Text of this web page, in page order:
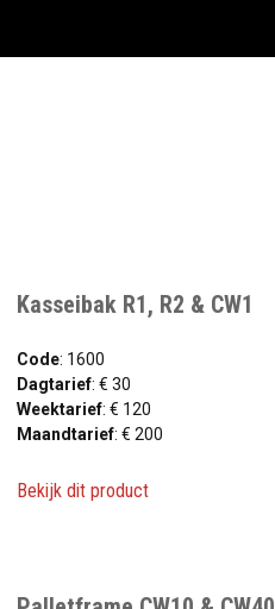
Kasseibak R1, R2 & CW1
Code: 1600
Dagtarief: € 30
Weektarief: € 120
Maandtarief: € 200
Bekijk dit product